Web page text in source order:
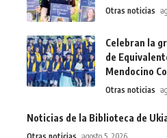
Otras noticias
Celebran la
de
Mendocino
Otras noticias
Noticias de la Biblioteca de